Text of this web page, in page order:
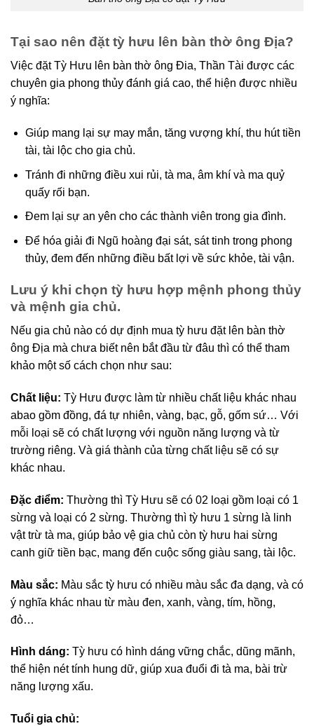
Tại sao nên đặt tỳ hưu lên bàn thờ ông Địa?
Việc đặt Tỳ Hưu lên bàn thờ ông Đia, Thần Tài được các
chuyên gia phong thủy đánh giá cao, thể hiện được nhiều
ý nghĩa:
Giúp mang lại sự may mắn, tăng vượng khí, thu hút tiền
tài, tài lộc cho gia chủ.
Tránh đi những điều xui rủi, tà ma, âm khí và ma quỷ
quấy rối bạn.
Đem lại sự an yên cho các thành viên trong gia đình.
Để hóa giải đi Ngũ hoàng đại sát, sát tinh trong phong
thủy, đem đến những điều bất lợi về sức khỏe, tài vận.
Lưu ý khi chọn tỳ hưu hợp mệnh phong thủy
và mệnh gia chủ.
Nếu gia chủ nào có dự định mua tỳ hưu đặt lên bàn thờ
ông Địa mà chưa biết nên bắt đầu từ đâu thì có thể tham
khảo một số cách chọn như sau:
Chất liệu: Tỳ Hưu được làm từ nhiều chất liệu khác nhau
abao gồm đồng, đá tự nhiên, vàng, bạc, gỗ, gốm sứ… Với
mỗi loại sẽ có chất lượng với nguồn năng lượng và từ
trường riêng. Và giá thành của từng chất liệu sẽ có sự
khác nhau.
Đặc điểm: Thường thì Tỳ Hưu sẽ có 02 loại gồm loại có 1
sừng và loại có 2 sừng. Thường thì tỳ hưu 1 sừng là linh
vật trừ tà ma, giúp bảo vệ gia chủ còn tỳ hưu hai sừng
canh giữ tiền bạc, mang đến cuộc sống giàu sang, tài lộc.
Màu sắc: Màu sắc tỳ hưu có nhiều màu sắc đa dạng, và có
ý nghĩa khác nhau từ màu đen, xanh, vàng, tím, hồng,
đỏ…
Hình dáng: Tỳ hưu có hình dáng vững chắc, dũng mãnh,
thể hiện nét tính hung dữ, giúp xua đuổi đi tà ma, bài trừ
năng lượng xấu.
Tuổi gia chủ: